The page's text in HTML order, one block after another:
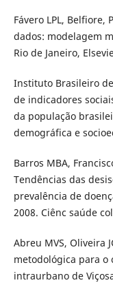
Fávero LPL, Belfiore,
dados: modelagem
Rio de Janeiro,
Instituto Brasileiro
de indicadores
da população
demográfica e
Barros MBA,
Tendências das
prevalência de
2008. Ciênc saúde
Abreu MVS, Oliveira
metodológica para o
intraurbano de